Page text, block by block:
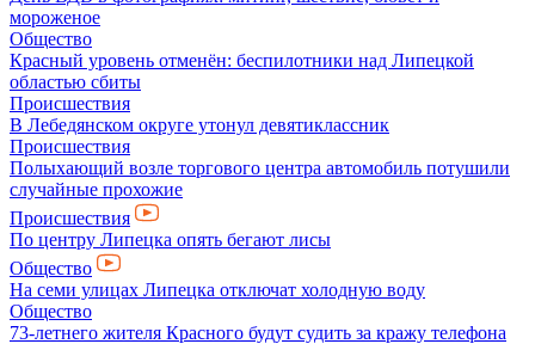
мороженое
Общество
Красный уровень отменён: беспилотники над Липецкой
областью сбиты
Происшествия
В Лебедянском округе утонул девятиклассник
Происшествия
Полыхающий возле торгового центра автомобиль потушили
случайные прохожие
Происшествия
По центру Липецка опять бегают лисы
Общество
На семи улицах Липецка отключат холодную воду
Общество
73-летнего жителя Красного будут судить за кражу телефона